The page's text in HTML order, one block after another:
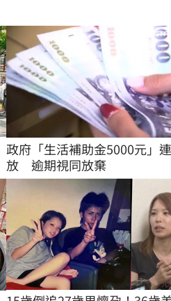
政府「生活補助金5000元」
放 逾期視同放棄